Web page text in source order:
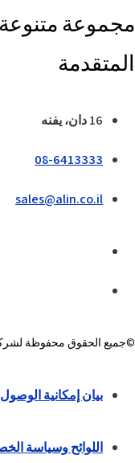
مجموعة
المتقدمة
16 دان، يفنه
08-6413333
sales@alin.co.il
©جميع الحقوق محفوظة
بيان إمكانية الوصول
اللوائح وسياسة